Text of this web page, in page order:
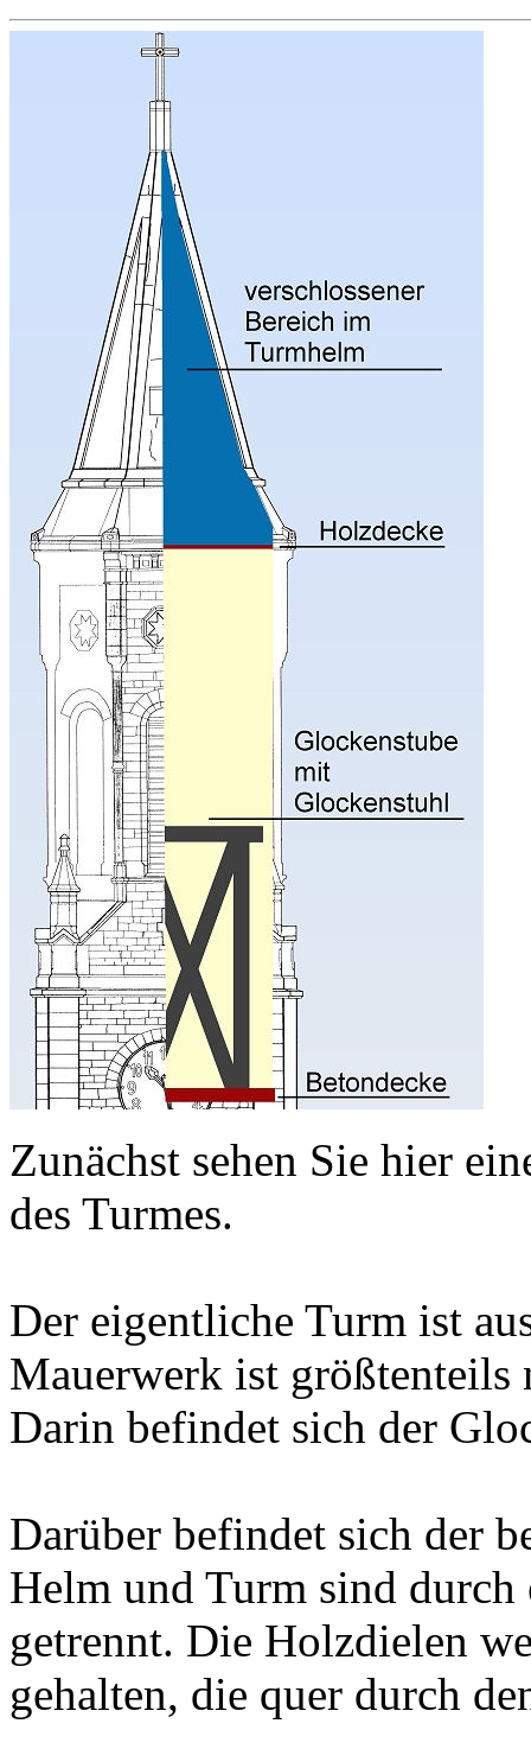
Zunächst sehen Sie hier
des Turmes.
Der eigentliche Turm ist
Mauerwerk ist größtenteils
Darin befindet sich der
Darüber befindet sich der
Helm und Turm sind durch
getrennt. Die Holzdielen
gehalten, die quer durch